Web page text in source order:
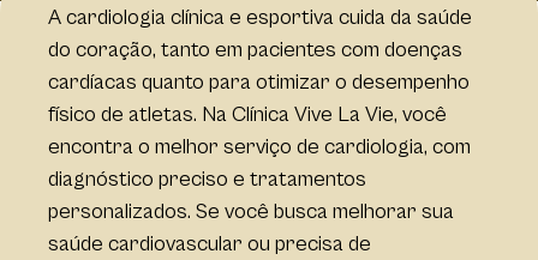
A cardiologia clínica e esportiva cuida da saúde
do coração, tanto em pacientes com doenças
cardíacas quanto para otimizar o desempenho
físico de atletas. Na Clínica Vive La Vie, você
encontra o melhor serviço de cardiologia, com
diagnóstico preciso e tratamentos
personalizados. Se você busca melhorar sua
saúde cardiovascular ou precisa de